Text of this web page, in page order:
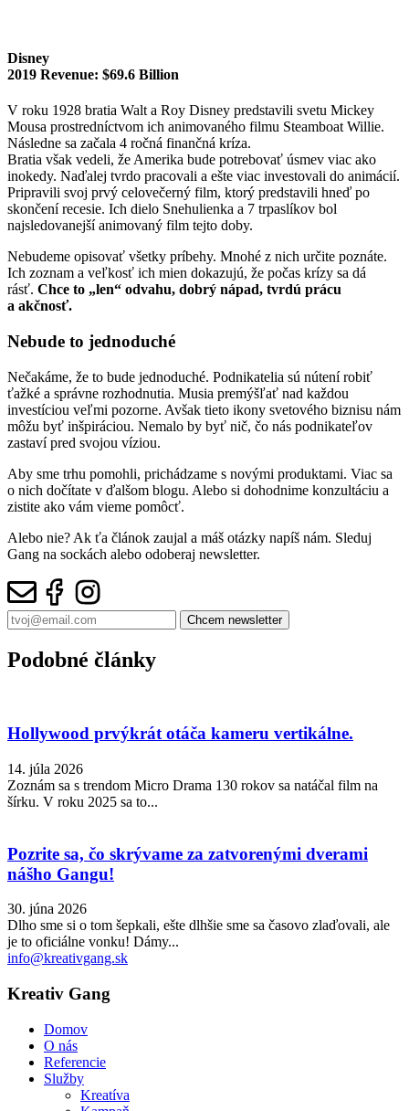
Disney
2019 Revenue: $69.6 Billion
V roku 1928 bratia Walt a Roy Disney predstavili svetu Mickey
Mousa prostredníctvom ich animovaného filmu Steamboat Willie.
Následne sa začala 4 ročná finančná kríza.
Bratia však vedeli, že Amerika bude potrebovať úsmev viac ako
inokedy. Naďalej tvrdo pracovali a ešte viac investovali do animácií.
Pripravili svoj prvý celovečerný film, ktorý predstavili hneď po
skončení recesie. Ich dielo Snehulienka a 7 trpaslíkov bol
najsledovanejší animovaný film tejto doby.
Nebudeme opisovať všetky príbehy. Mnohé z nich určite poznáte.
Ich zoznam a veľkosť ich mien dokazujú, že počas krízy sa dá
rásť. Chce to „len“ odvahu, dobrý nápad, tvrdú prácu
a akčnosť.
Nebude to jednoduché
Nečakáme, že to bude jednoduché. Podnikatelia sú nútení robiť
ťažké a správne rozhodnutia. Musia premýšľať nad každou
investíciou veľmi pozorne. Avšak tieto ikony svetového biznisu nám
môžu byť inšpiráciou. Nemalo by byť nič, čo nás podnikateľov
zastaví pred svojou víziou.
Aby sme trhu pomohli, prichádzame s novými produktami. Viac sa
o nich dočítate v ďalšom blogu. Alebo si dohodnime konzultáciu a
zistite ako vám vieme pomôcť.
Alebo nie? Ak ťa článok zaujal a máš otázky napíš nám. Sleduj
Gang na sockách alebo odoberaj newsletter.
Podobné články
Hollywood prvýkrát otáča kameru vertikálne.
14. júla 2026
Zoznám sa s trendom Micro Drama 130 rokov sa natáčal film na
šírku. V roku 2025 sa to...
Pozrite sa, čo skrývame za zatvorenými dverami
nášho Gangu!
30. júna 2026
Dlho sme si o tom šepkali, ešte dlhšie sme sa časovo zlaďovali, ale
je to oficiálne vonku! Dámy...
info@kreativgang.sk
Kreativ Gang
Domov
O nás
Referencie
Služby
Kreatíva